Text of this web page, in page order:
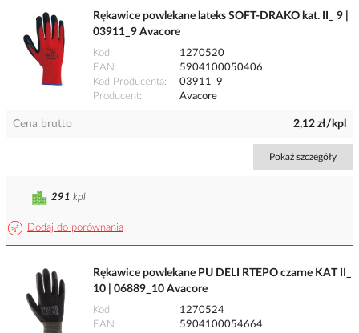
Rękawice powlekane lateks SOFT-DRAKO kat. II_ 9 |
03911_9 Avacore
Kod
1270520
EAN
5904100050406
Kod Producenta
03911_9
Producent
Avacore
Cena brutto 2,12 zł/kpl
Pokaż szczegóły
Dodaj do porównania
291 kpl
Rękawice powlekane PU DELI RTEPO czarne KAT II_
10 | 06889_10 Avacore
Kod
1270524
EAN
5904100054664